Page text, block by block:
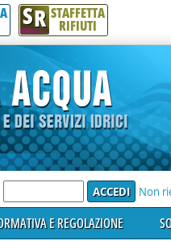
SR STAFFETTA
RIFIUTI
Non
E REGOLAZIONE